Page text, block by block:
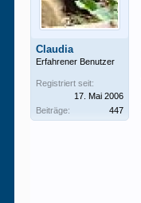
Claudia
Erfahrener Benutzer
Registriert seit:
17. Mai 2006
Beiträge:
447